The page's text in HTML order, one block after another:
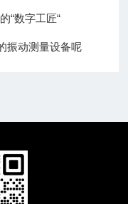
“数字工匠“
振动测量设备呢